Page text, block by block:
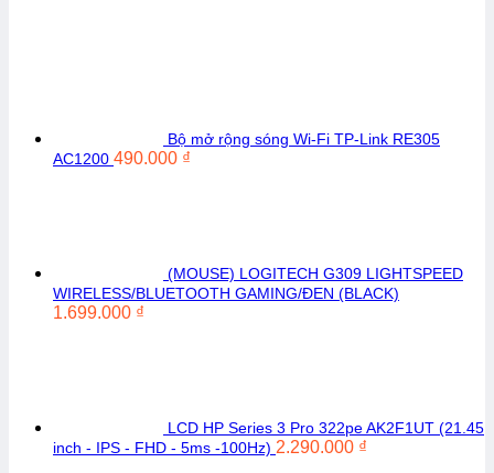
Bộ mở rộng sóng Wi-Fi TP-Link RE305
AC1200 490.000 ₫
(MOUSE) LOGITECH G309 LIGHTSPEED
WIRELESS/BLUETOOTH GAMING/ĐEN (BLACK)
1.699.000 ₫
LCD HP Series 3 Pro 322pe AK2F1UT (21.45
inch - IPS - FHD - 5ms -100Hz) 2.290.000 ₫